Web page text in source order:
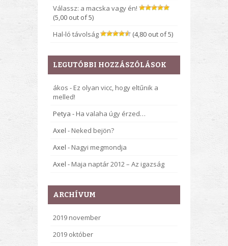
Válassz: a macska vagy én!
(5,00 out of 5)
Hal-ló távolság
(4,80 out of 5)
LEGUTÓBBI HOZZÁSZÓLÁSOK
ákos - Ez olyan vicc, hogy eltűnik a
melled!
Petya - Ha valaha úgy érzed…
Axel - Neked bejön?
Axel - Nagyi megmondja
Axel - Maja naptár 2012 – Az igazság
ARCHÍVUM
2019 november
2019 október